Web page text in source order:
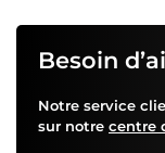
Besoin
Notre service
sur notre centre